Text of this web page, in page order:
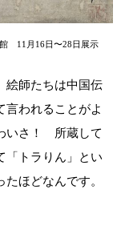
11月16日〜28日展示
絵師たちは中国伝
言われることがよ
いさ！ 所蔵して
「トラりん」とい
ほどなんです。